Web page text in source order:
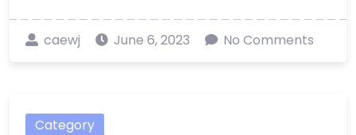
caewj June 6, 2023 No Comments
Category